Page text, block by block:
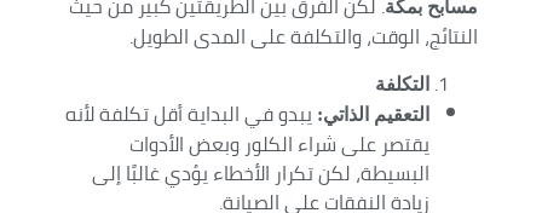
مسابح بمكة
النتائج، الوقت، والتكلفة على المدى الطويل.
التكلفة
التعقيم الذاتي: يبدو في البداية أقل تكلفة لأنه
يقتصر على شراء الكلور وبعض الأدوات
البسيطة، لكن تكرار الأخطاء يؤدي غالبًا إلى
زيادة النفقات على الصيانة.